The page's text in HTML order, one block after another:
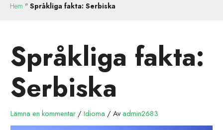
Hem " Språkliga fakta: Serbiska
Språkliga fakta:
Serbiska
Lämna en kommentar /Idioma / Avadmin2683